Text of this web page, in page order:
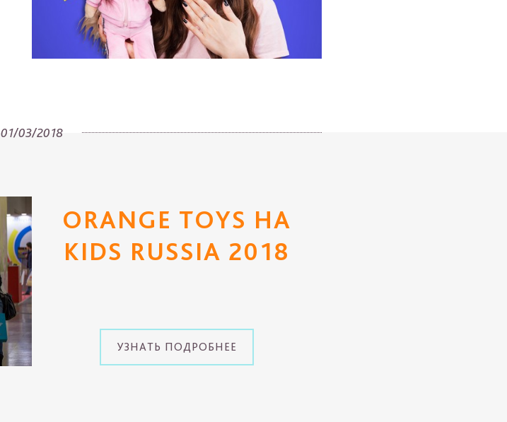
01/03/2018
ORANGE TOYS НА
KIDS RUSSIA 2018
УЗНАТЬ ПОДРОБНЕЕ